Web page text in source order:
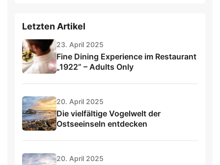
Letzten Artikel
23. April 2025
Fine Dining Experience im Restaurant
„1922“ – Adults Only
20. April 2025
Die vielfältige Vogelwelt der
Ostseeinseln entdecken
20. April 2025